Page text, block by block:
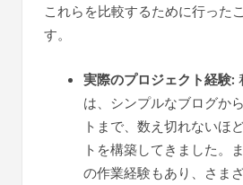
これらを比較するために行った
す。
実際のプロジェクト経験:
は、シンプルなブログか
トまで、数え切れないほ
トを構築してきました。
の作業経験もあり、さま